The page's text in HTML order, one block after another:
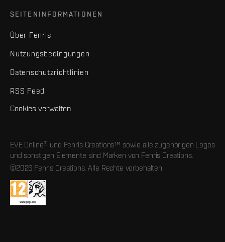
SEITENINFORMATIONEN
Über Fenris
Nutzungsbedingungen
Datenschutzrichtlinien
RSS Feed
Cookies verwalten
EVE Online® und Fenris Creations™ sowie alle zugehörigen Logos
und sonstigen Elemente sind Marken von Fenris Creations.
©2026 Fenris Creations. Alle Rechte vorbehalten.